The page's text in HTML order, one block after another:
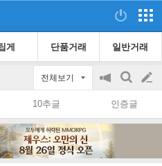
게 단품거래 일반거래
전체보기
공
on/off
검
색
글
쓰
10추글 인증글